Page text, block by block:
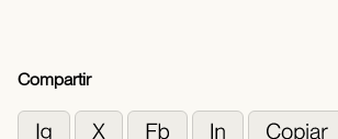
Compartir